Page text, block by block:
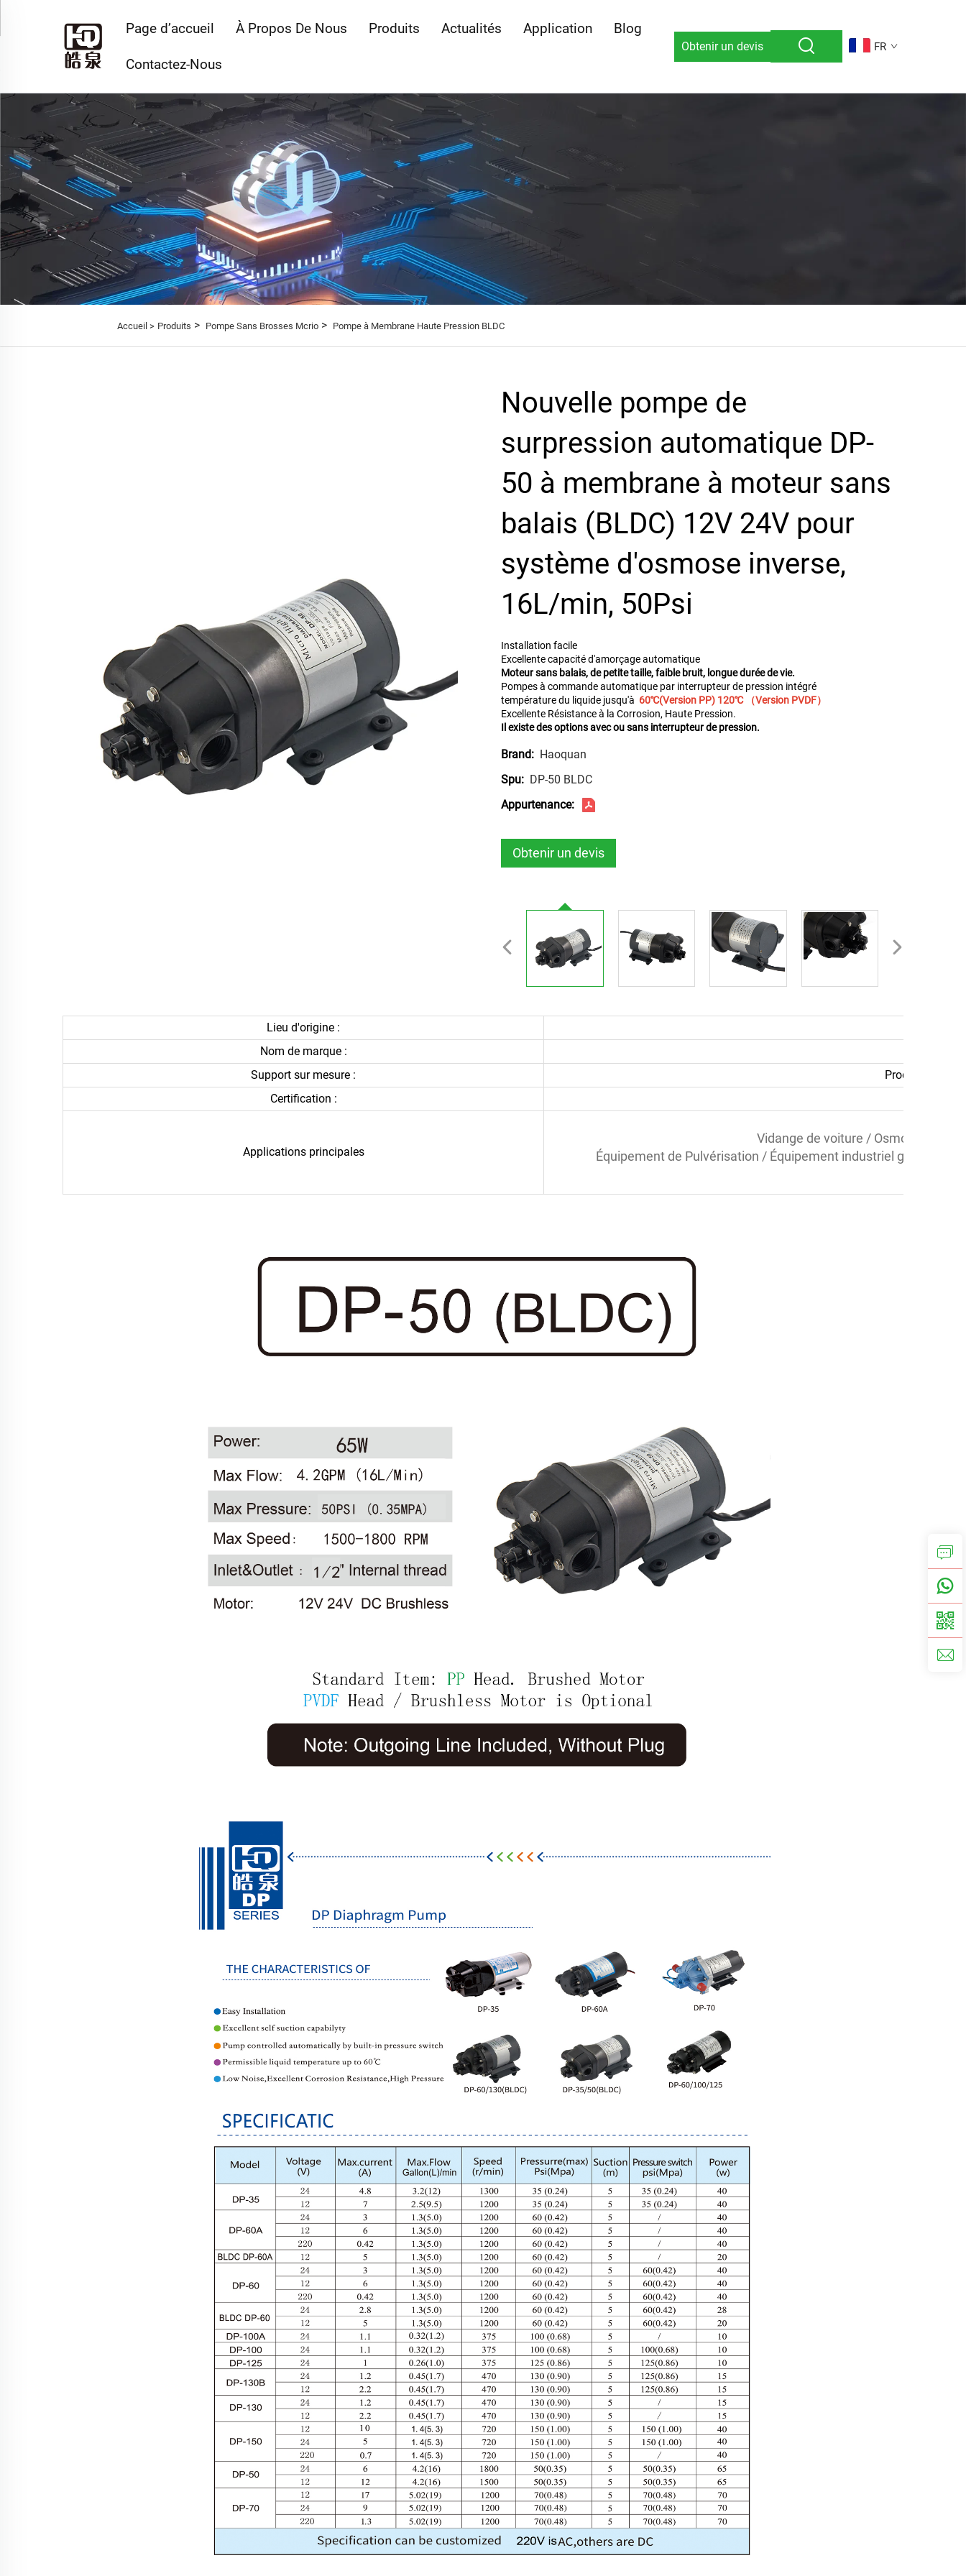
Page d’accueil À Propos De Nous Produits Actualités Application Blog
Contactez-Nous
Obtenir un devis FR
Accueil > Produits > Pompe Sans Brosses Mcrio> Pompe à Membrane Haute Pression BLDC
Nouvelle pompe de
surpression automatique DP-
50 à membrane à moteur sans
balais (BLDC) 12V 24V pour
système d'osmose inverse,
16L/min, 50Psi
Installation facile
Excellente capacité d'amorçage automatique
Moteur sans balais, de petite taille, faible bruit, longue durée de vie.
Pompes à commande automatique par interrupteur de pression intégré
température du liquide jusqu'à 60℃(Version PP) 120℃ （Version PVDF）
Excellente Résistance à la Corrosion, Haute Pression.
Il existe des options avec ou sans interrupteur de pression.
Brand: Haoquan
Spu: DP-50 BLDC
Appurtenance:
Obtenir un devis
Lieu d'origine :
Nom de marque :
Support sur mesure :
Produits de
Certification :
Applications principales
Vidange de voiture / Osmose
Équipement de Pulvérisation / Équipement industriel général /